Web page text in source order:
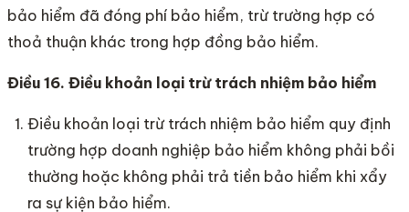
bảo hiểm đã đóng phí bảo hiểm, trừ trường hợp có
thoả thuận khác trong hợp đồng bảo hiểm.
Điều 16. Điều khoản loại trừ trách nhiệm bảo hiểm
Điều khoản loại trừ trách nhiệm bảo hiểm quy định
trường hợp doanh nghiệp bảo hiểm không phải bồi
thường hoặc không phải trả tiền bảo hiểm khi xẩy
ra sự kiện bảo hiểm.